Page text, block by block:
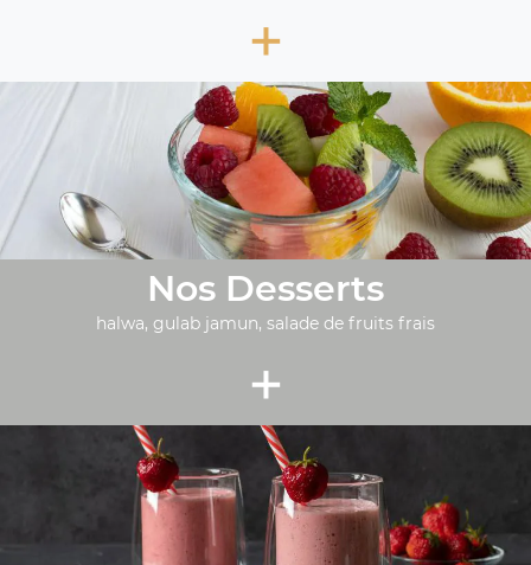
+
Nos Desserts
halwa, gulab jamun, salade de fruits frais
+